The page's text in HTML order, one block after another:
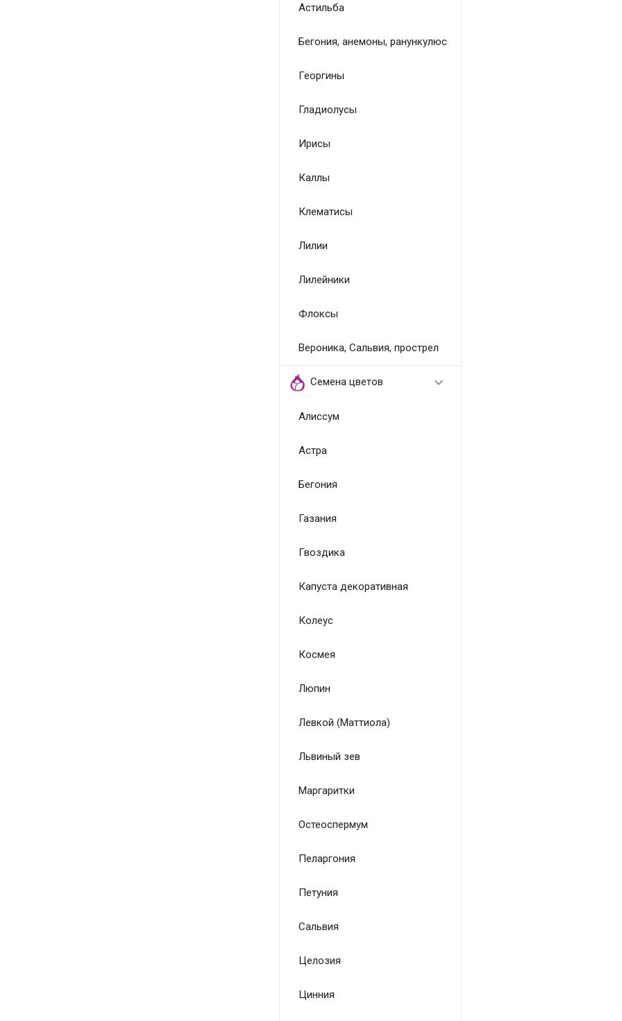
Астильба
Бегония, анемоны, ранункулюс
Георгины
Гладиолусы
Ирисы
Каллы
Клематисы
Лилии
Лилейники
Флоксы
Вероника, Сальвия, прострел
Семена цветов 
Алиссум
Астра
Бегония
Газания
Гвоздика
Капуста декоративная
Колеус
Космея
Люпин
Левкой (Маттиола)
Львиный зев
Маргаритки
Остеоспермум
Пеларгония
Петуния
Сальвия
Целозия
Цинния